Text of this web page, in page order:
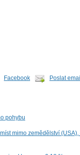
Facebook Poslat
pohybu
mimo zemědělství